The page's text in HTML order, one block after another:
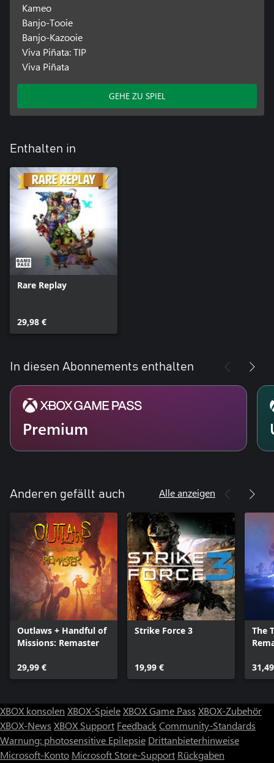
Kameo
Banjo-Tooie
Banjo-Kazooie
Viva Piñata: TIP
Viva Piñata
GEHE ZU SPIEL
Enthalten in
Rare Replay
29,98 €
In diesen Abonnements enthalten
Premium
Anderen gefällt auch Alle anzeigen
Outlaws + Handful of
Missions: Remaster
29,99 €
Strike Force 3
19,99 €
The
XBOX konsolen XBOX-SpieleXBOX Game Pass XBOX-Zubehör
XBOX-News XBOX Support FeedbackCommunity-Standards
Warnung: photosensitive Epilepsie Drittanbieterhinweise
Microsoft-Konto Microsoft Store-Support Rückgaben